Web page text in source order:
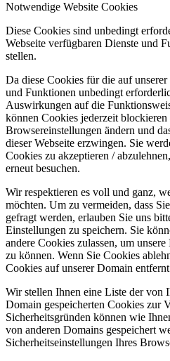
Notwendige Website Cookies
Diese Cookies sind unbedingt
Webseite verfügbaren Dienste und
stellen.
Da diese Cookies für die auf
und Funktionen unbedingt
Auswirkungen auf die
können Cookies jederzeit
Browsereinstellungen ändern und
dieser Webseite erzwingen. Sie
Cookies zu akzeptieren /
erneut besuchen.
Wir respektieren es voll und ganz,
möchten. Um zu vermeiden, dass
gefragt werden, erlauben Sie uns
Einstellungen zu speichern. Sie
andere Cookies zulassen, um
zu können. Wenn Sie Cookies
Cookies auf unserer Domain
Wir stellen Ihnen eine Liste der von
Domain gespeicherten Cookies zur
Sicherheitsgründen können wie
von anderen Domains gespeichert
Sicherheitseinstellungen Ihres